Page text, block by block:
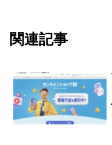
関連記事